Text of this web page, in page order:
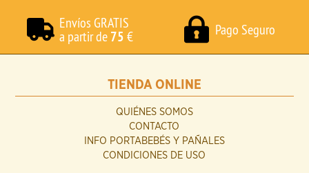
Envíos GRATIS
a partir de 75 € Pago Seguro
TIENDA ONLINE
QUIÉNES SOMOS
CONTACTO
INFO PORTABEBÉS Y PAÑALES
CONDICIONES DE USO